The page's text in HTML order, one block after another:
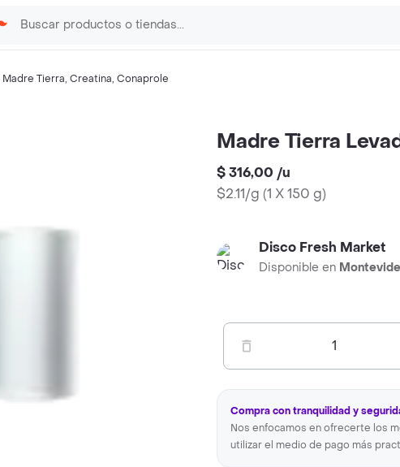
Madre Tierra, Creatina, Conaprole
Madre Tierra
$ 316,00 /u
$2.11/g (1 X 150 g)
Disco Fresh Market
Disponible en
1
Compra con tranquilidad y
Nos enfocamos en ofrecerte los
utilizar el medio de pago más